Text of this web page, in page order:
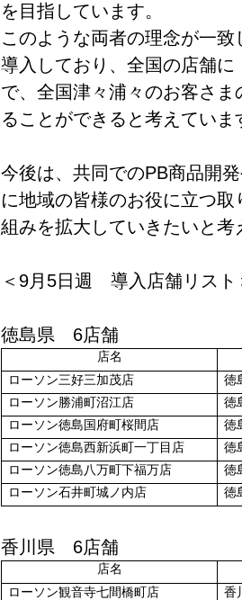
を目指しています。
このような両者の理念が一
導入しており、全国の店舗
で、全国津々浦々のお客さ
ることができると考えていま
今後は、共同でのPB商品開
に地域の皆様のお役に立つ
組みを拡大していきたいと考
＜9月5日週 導入店舗リス
徳島県 6店舗
店名
ローソン三好三加茂店
徳
ローソン勝浦町沼江店
徳
ローソン徳島国府町桜間 店
徳
ローソン徳島西新浜町一丁目 店
徳
ローソン徳島八万町下福万店
徳
ローソン石井町城ノ内店 徳
香川県 6店舗
店名
ローソン観音寺七間橋町店
香